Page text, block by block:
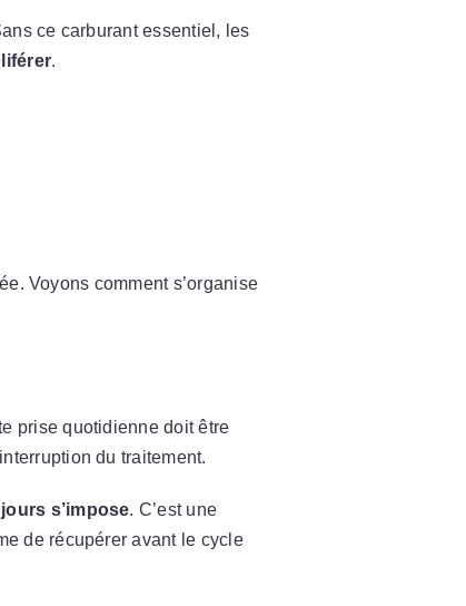
ce carburant essentiel, les
.
Voyons comment s’organise
prise quotidienne doit être
du traitement.
s’impose. C’est une
de récupérer avant le cycle